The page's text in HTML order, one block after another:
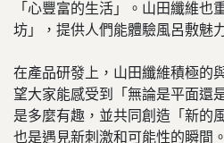
「心豐富的生活」。山田纖維也
坊」，提供人們能體驗風呂敷魅
在產品研發上，山田纖維積極的
望大家能感受到「無論是平面還
是多麼有趣，並共同創造「新的
也是遇見新刺激和可能性的瞬間。